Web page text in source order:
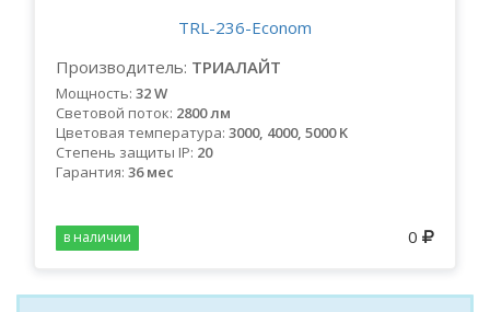
TRL-236-Econom
Производитель: ТРИАЛАЙТ
Мощность: 32 W
Световой поток: 2800 лм
Цветовая температура: 3000, 4000, 5000 K
Степень защиты IP: 20
Гарантия: 36 мес
0
в наличии